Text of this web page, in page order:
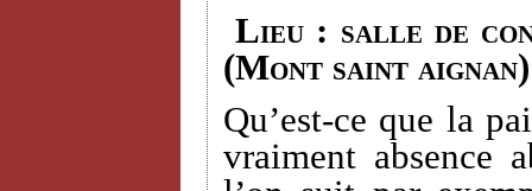
Lieu : salle de
(Mont saint aignan)
Qu’est-ce que la
vraiment absence